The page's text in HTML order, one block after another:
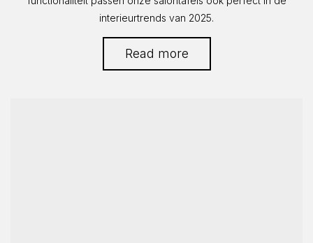
interieurtrends van 2025.
Read more